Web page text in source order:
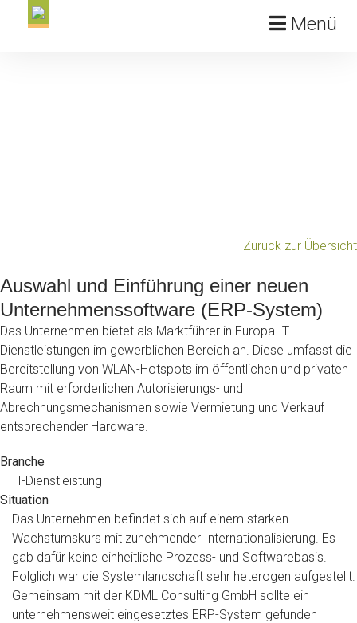
Menü
Zurück zur Übersicht
Auswahl und Einführung einer neuen
Unternehmenssoftware (ERP-System)
Das Unternehmen bietet als Marktführer in Europa IT-
Dienstleistungen im gewerblichen Bereich an. Diese umfasst die
Bereitstellung von WLAN-Hotspots im öffentlichen und privaten
Raum mit erforderlichen Autorisierungs- und
Abrechnungsmechanismen sowie Vermietung und Verkauf
entsprechender Hardware.
Branche
IT-Dienstleistung
Situation
Das Unternehmen befindet sich auf einem starken
Wachstumskurs mit zunehmender Internationalisierung. Es
gab dafür keine einheitliche Prozess- und Softwarebasis.
Folglich war die Systemlandschaft sehr heterogen aufgestellt.
Gemeinsam mit der KDML Consulting GmbH sollte ein
unternehmensweit eingesetztes ERP-System gefunden